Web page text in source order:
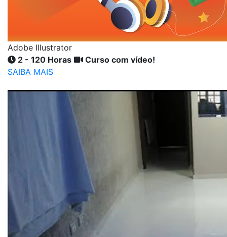
Adobe Illustrator
2 - 120 Horas
Curso com vídeo!
SAIBA MAIS